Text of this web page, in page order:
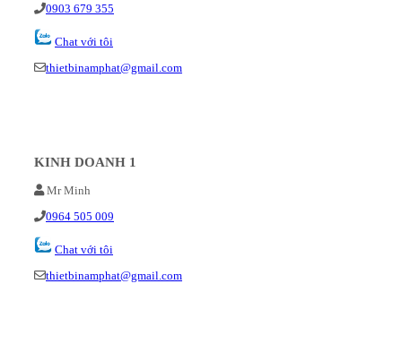
0903 679 355
Chat với tôi
thietbinamphat@gmail.com
KINH DOANH 1
Mr Minh
0964 505 009
Chat với tôi
thietbinamphat@gmail.com